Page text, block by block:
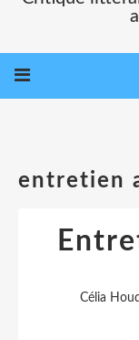
entretien
Célia